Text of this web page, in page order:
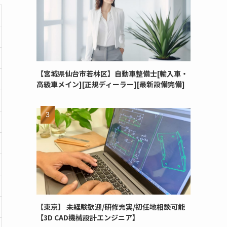
【宮城県仙台市若林区】自動車整備士[輸入車・
高級車メイン][正規ディーラー][最新設備完備]
【東京】 未経験歓迎/研修充実/初任地相談可能
【3D CAD機械設計エンジニア】